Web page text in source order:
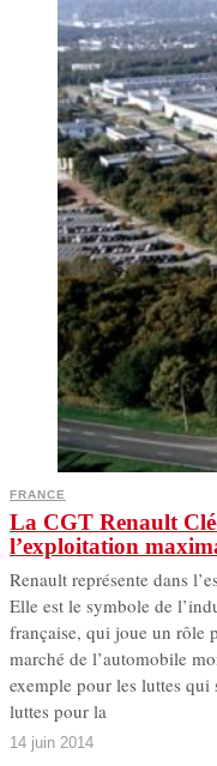
FRANCE
La CGT Renault
l’exploitation
Renault représente dans
Elle est le symbole de
française, qui joue un rôle
marché de l’automobile
exemple pour les luttes qui
luttes pour la
14 juin 2014